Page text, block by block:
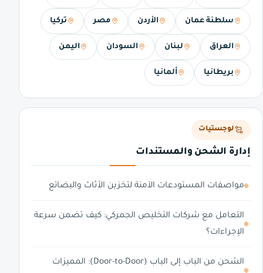
سلطنة عمان الأردن مصر تركيا
العراق لبنان السودان اليمن
بريطانيا ألمانيا
لوجستيات
إدارة الشحن والمستندات
مواصفات المستودعات الآمنة لتخزين الأثاث والبضائع
التعامل مع شركات التخليص الجمركي: كيف تضمن سرعة
الإجراءات؟
الشحن من الباب إلى الباب (Door-to-Door): المميزات